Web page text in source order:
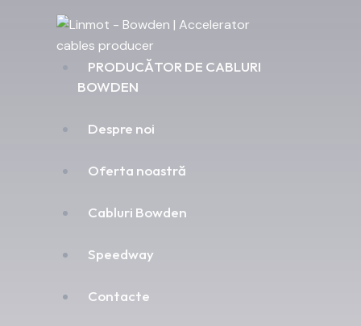
PRODUCĂTOR DE CABLURI
BOWDEN
Despre noi
Oferta noastră
Cabluri Bowden
Speedway
Contacte